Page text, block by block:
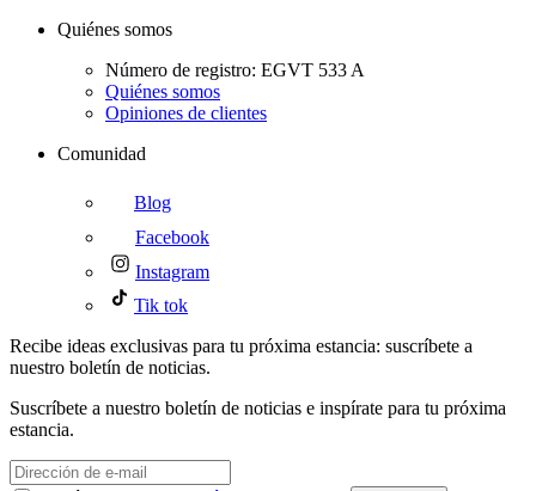
Quiénes somos
Número de registro: EGVT 533 A
Quiénes somos
Opiniones de clientes
Comunidad
Blog
Facebook
Instagram
Tik tok
Recibe ideas exclusivas para tu próxima estancia: suscríbete a
nuestro boletín de noticias.
Suscríbete a nuestro boletín de noticias e inspírate para tu próxima
estancia.